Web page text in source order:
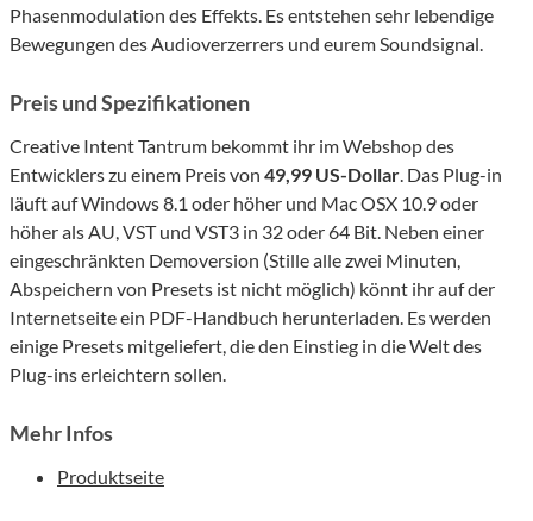
Phasenmodulation des Effekts. Es entstehen sehr lebendige
Bewegungen des Audioverzerrers und eurem Soundsignal.
Preis und Spezifikationen
Creative Intent Tantrum bekommt ihr im Webshop des
Entwicklers zu einem Preis von 49,99 US-Dollar. Das Plug-in
läuft auf Windows 8.1 oder höher und Mac OSX 10.9 oder
höher als AU, VST und VST3 in 32 oder 64 Bit. Neben einer
eingeschränkten Demoversion (Stille alle zwei Minuten,
Abspeichern von Presets ist nicht möglich) könnt ihr auf der
Internetseite ein PDF-Handbuch herunterladen. Es werden
einige Presets mitgeliefert, die den Einstieg in die Welt des
Plug-ins erleichtern sollen.
Mehr Infos
Produktseite